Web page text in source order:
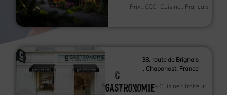
Prix : €€€– Cuisine : Français
C
Gastronomie
38, route de Brignais
, Chaponost, France
Prix :€– Cuisine :Traiteur